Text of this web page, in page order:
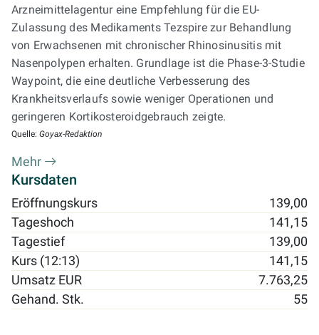
Arzneimittelagentur eine Empfehlung für die EU-
Zulassung des Medikaments Tezspire zur Behandlung
von Erwachsenen mit chronischer Rhinosinusitis mit
Nasenpolypen erhalten. Grundlage ist die Phase-3-Studie
Waypoint, die eine deutliche Verbesserung des
Krankheitsverlaufs sowie weniger Operationen und
geringeren Kortikosteroidgebrauch zeigte.
Quelle: Goyax-Redaktion
Mehr
Kursdaten
Eröffnungskurs
139,00
Tageshoch
141,15
Tagestief
139,00
Kurs (12:13)
141,15
Umsatz EUR
7.763,25
Gehand. Stk.
55